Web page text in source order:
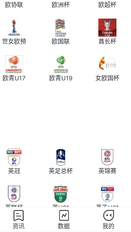
欧协联 欧洲杯 欧超杯
世女欧预 欧国联 酋长杯
欧青U17 欧青U19 女欧国杯
英冠 英足总杯 英锦赛
英联杯 英U21 英乙U21
资讯 数据 我的